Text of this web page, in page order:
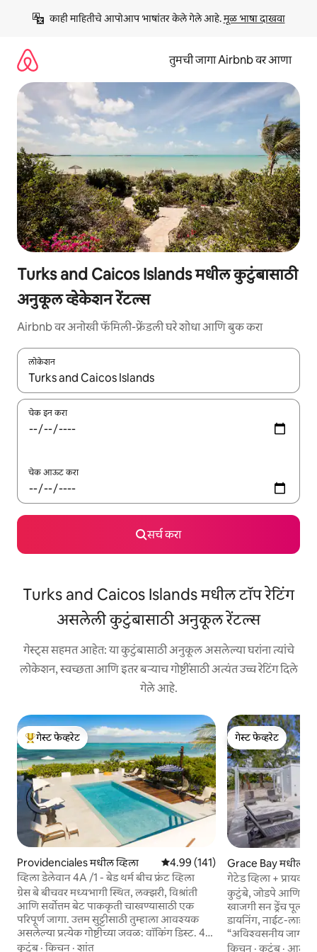
काही माहितीचे आपोआप भाषांतर केले गेले आहे. मूळ भाषा दाखवा
तुमची जागा Airbnb वर आणा
Turks and Caicos Islands मधील कुटुंबासाठी
अनुकूल व्हेकेशन रेंटल्स
Airbnb वर अनोखी फॅमिली-फ्रेंडली घरे शोधा आणि बुक करा
लोकेशन
जेव्हा परिणाम उपलब्ध असतील, तेव्हा वरच्या आणि खाली बाणांच्या किजसह
चेक इन करा
चेक आऊट करा
सर्च करा
Turks and Caicos Islands मधील टॉप रेटिंग
असलेली कुटुंबासाठी अनुकूल रेंटल्स
गेस्ट्स सहमत आहेत: या कुटुंबासाठी अनुकूल असलेल्या घरांना त्यांचे
लोकेशन, स्वच्छता आणि इतर बऱ्याच गोष्टींसाठी अत्यंत उच्च रेटिंग दिले
गेले आहे.
टॉप गेस्ट फेव्हरेट
गेस्ट फेव्हरेट
Providenciales मधील व्हिला 5 पैकी 4.99 सरासरी रेटिंग, 141 रिव्ह्यूज
4.99 (141)
व्हिला डेलेवान 4A /1 - बेड थर्म बीच फ्रंट व्हिला
ग्रेस बे बीचवर मध्यभागी स्थित, लक्झरी, विश्रांती
आणि सर्वोत्तम बेट पाककृती चाखण्यासाठी एक
परिपूर्ण जागा. उत्तम सुट्टीसाठी तुम्हाला आवश्यक
असलेल्या प्रत्येक गोष्टीच्या जवळ: वॉकिंग डिस्ट. 4
रेस्टॉरंट्समधून - मॅंगो रीफ, शार्क बाईट, बॅसी आणि
कुटुंब·किचन ·शांत
गेस्ट फेव्हरेट
गेस्ट फेव्हरेट
Grace Bay मधील
गेटेड व्हिला +
कुटुंबे, जोडपे आणि ग्रुप
खाजगी सन ड्रेंच पूल.
डायनिंग, नाईट-
“अविश्वसनीय जागा!
कॉम्बो आणि
किचन ·कुटुंब·